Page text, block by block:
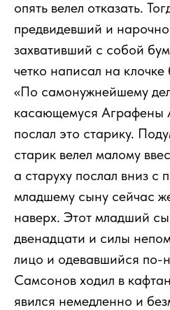
опять велел отказать.
предвидевший и
захвативший с собой
четко написал на
«По самонужнейшему
касающемуся Аграфены
послал это старику.
старик велел малому
а старуху послал вниз с
младшему сыну сейчас
наверх. Этот младший
двенадцати и силы
лицо и одевавшийся по-
Самсонов ходил в
явился немедленно и